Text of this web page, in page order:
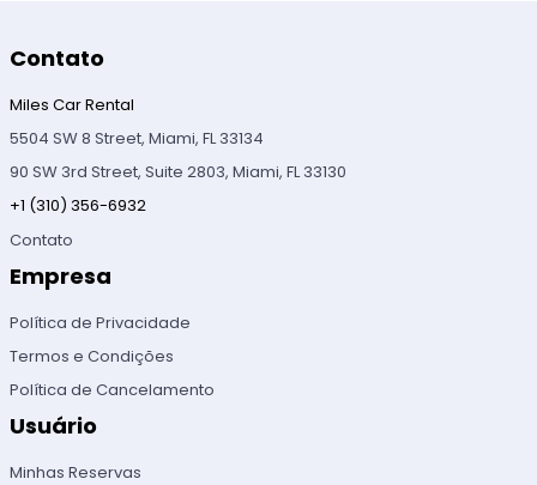
Contato
Miles Car Rental
5504 SW 8 Street, Miami, FL 33134
90 SW 3rd Street, Suite 2803, Miami, FL 33130
+1 (310) 356-6932
Contato
Empresa
Política de Privacidade
Termos e Condições
Política de Cancelamento
Usuário
Minhas Reservas